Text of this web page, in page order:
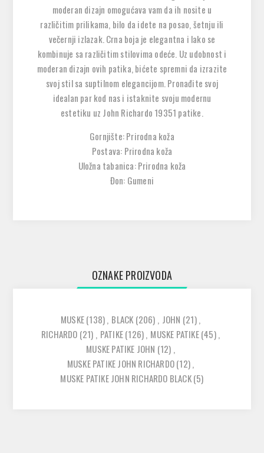
moderan dizajn omogućava vam da ih nosite u
različitim prilikama, bilo da idete na posao, šetnju ili
večernji izlazak. Crna boja je elegantna i lako se
kombinuje sa različitim stilovima odeće. Uz udobnost i
moderan dizajn ovih patika, bićete spremni da izrazite
svoj stil sa suptilnom elegancijom. Pronađite svoj
idealan par kod nas i istaknite svoju modernu
estetiku uz John Richardo 19351 patike.
Gornjište: Prirodna koža
Postava: Prirodna koža
Uložna tabanica: Prirodna koža
Đon: Gumeni
OZNAKE PROIZVODA
MUSKE(138), BLACK (206) , JOHN (21),
RICHARDO (21) , PATIKE(126), MUSKE PATIKE(45),
MUSKE PATIKE JOHN (12) ,
MUSKE PATIKE JOHN RICHARDO(12),
MUSKE PATIKE JOHN RICHARDO BLACK(5)